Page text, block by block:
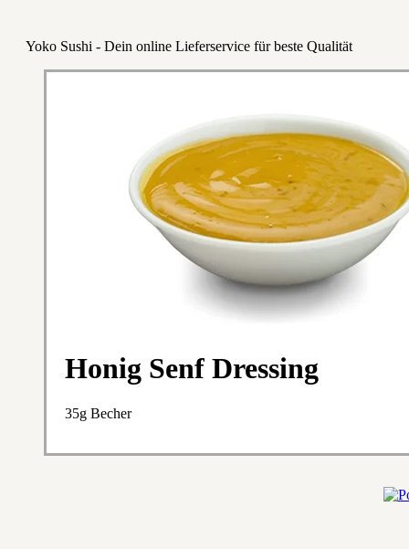
Yoko Sushi - Dein online Lieferservice für beste Qualität
Honig Senf Dressing
35g Becher